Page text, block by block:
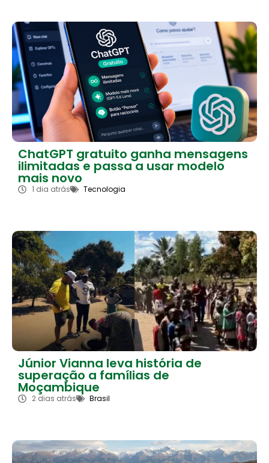
ChatGPT gratuito ganha mensagens
ilimitadas e passa a usar modelo
mais novo
1 dia atrás Tecnologia
Júnior Vianna leva história de
superação a famílias de
Moçambique
2 dias atrás Brasil